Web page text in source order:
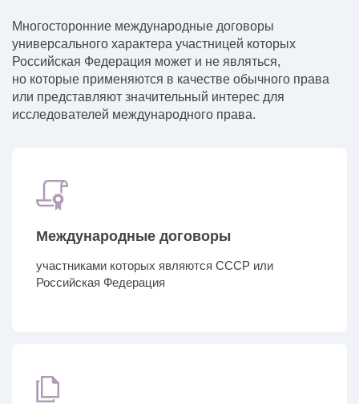
Многосторонние международные договоры
универсального характера участницей которых
Российская Федерация может и не являться,
но которые применяются в качестве обычного права
или представляют значительный интерес для
исследователей международного права.
Международные договоры
участниками которых являются СССР или
Российская Федерация